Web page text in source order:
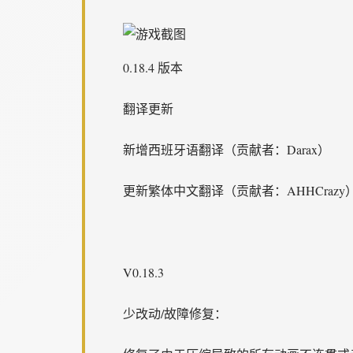
0.18.4 版本
翻译更新
新增西班牙语翻译（贡献者：Darax）
更新繁体中文翻译（贡献者：AHHCrazy
V0.18.3
少改动/故障修复：